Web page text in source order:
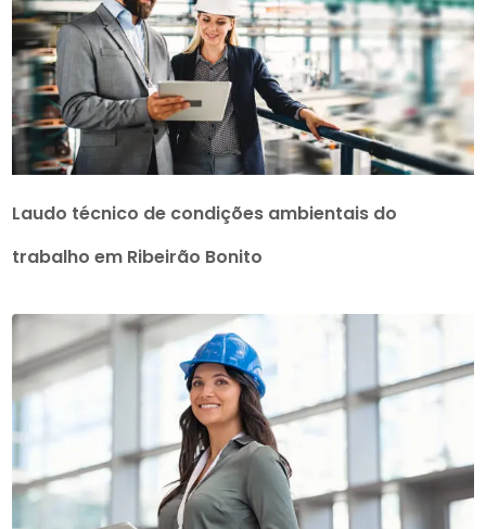
Laudo técnico de condições ambientais do
trabalho em Ribeirão Bonito